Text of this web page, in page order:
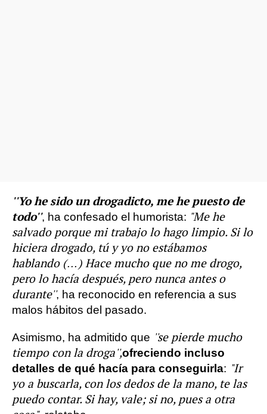
''Yo he sido un drogadicto, me he puesto de
todo'', ha confesado el humorista: "Me he
salvado porque mi trabajo lo hago limpio. Si lo
hiciera drogado, tú y yo no estábamos
hablando (…) Hace mucho que no me drogo,
pero lo hacía después, pero nunca antes o
durante'', ha reconocido en referencia a sus
malos hábitos del pasado.
Asimismo, ha admitido que ''se pierde mucho
tiempo con la droga'',ofreciendo incluso
detalles de qué hacía para conseguirla: "Ir
yo a buscarla, con los dedos de la mano, te las
puedo contar. Si hay, vale; si no, pues a otra